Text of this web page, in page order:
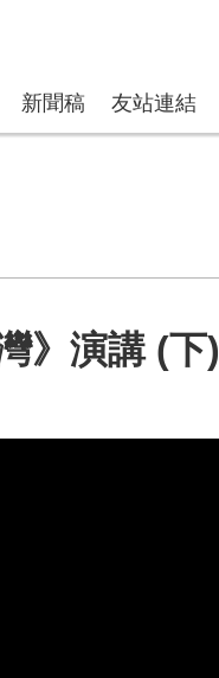
新聞稿 友站連結
》演講 (下)